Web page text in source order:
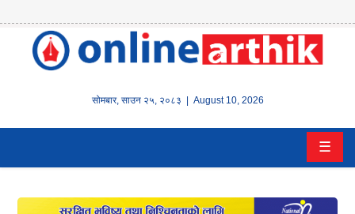
सोमबार, साउन २५, २०८३ | August 10, 2026
होम
वित्त
इन्स्योरेन्स
☰